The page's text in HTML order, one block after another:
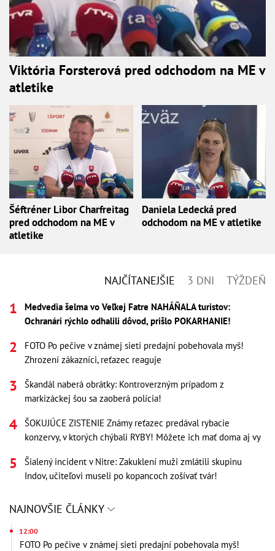
Viktória Forsterová pred odchodom na ME v
atletike
Šéftréner Libor Charfreitag
pred odchodom na ME v
atletike
Daniela Ledecká pred
odchodom na ME v atletike
NAJČÍTANEJŠIE 3 DNI TÝŽDEŇ
Medvedia šelma vo Veľkej Fatre NAHÁŇALA turistov:
Ochranári rýchlo odhalili dôvod, prišlo POKARHANIE!
FOTO Po pečive v známej sieti predajní pobehovala myš!
Zhrození zákazníci, reťazec reaguje
Škandál naberá obrátky: Kontroverzným prípadom z
markizáckej šou sa zaoberá polícia!
ŠOKUJÚCE ZISTENIE Známy reťazec predával rybacie
konzervy, v ktorých chýbali RYBY! Môžete ich mať doma aj vy
Šialený incident v Nitre: Zakuklení muži zmlátili skupinu
Indov, učiteľovi museli po kopancoch zošívať tvár!
NAJNOVŠIE ČLÁNKY
12:00
FOTO Po pečive v známej sieti predajní pobehovala myš!